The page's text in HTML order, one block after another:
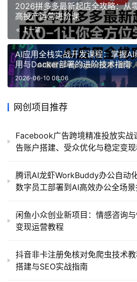
2026拼多多最新起店全攻略：从
高投产运营进阶课
上一篇
AI应用全栈实战开发课程：掌握
用与Docker部署的进阶技术指南
2026-06-10 08:06
网创项目推荐
Facebook广告跨境精准投放实战
告账户搭建、受众优化与稳定变
腾讯AI龙虾WorkBuddy办公自动
数字员工部署到AI高效办公全场景
闲鱼小众创业新项目：情感咨询
变现运营教程
抖音非卡注册免核对免爬虫技术
搭建与SEO实战指南